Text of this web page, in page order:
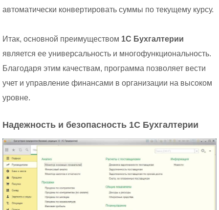
автоматически конвертировать суммы по текущему курсу.
Итак, основной преимуществом 1С Бухгалтерии
является ее универсальность и многофункциональность.
Благодаря этим качествам, программа позволяет вести
учет и управление финансами в организации на высоком
уровне.
Надежность и безопасность 1С Бухгалтерии